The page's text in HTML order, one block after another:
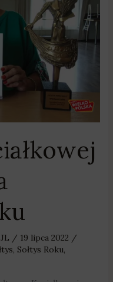
JL / 19 lipca 2022 /
Sołtys Roku